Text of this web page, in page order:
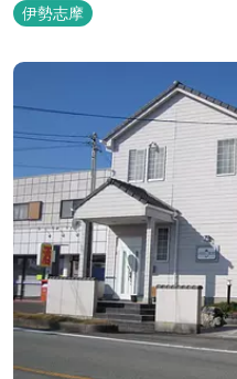
伊勢志摩